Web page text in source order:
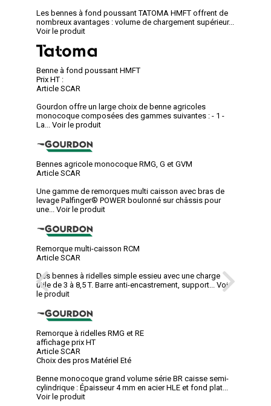
Les bennes à fond poussant TATOMA HMFT offrent de
nombreux avantages : volume de chargement supérieur...
Voir le produit
Benne à fond poussant HMFT
Prix HT :
Article SCAR
Gourdon offre un large choix de benne agricoles
monocoque composées des gammes suivantes : - 1 -
La...
Voir le produit
Bennes agricole monocoque RMG, G et GVM
Article SCAR
Une gamme de remorques multi caisson avec bras de
levage Palfinger® POWER boulonné sur châssis pour
une...
Voir le produit
Remorque multi-caisson RCM
Article SCAR
Des bennes à ridelles simple essieu avec une charge
utile de 3 à 8,5 T. Barre anti-encastrement, support...
Voir
le produit
Remorque à ridelles RMG et RE
affichage prix HT
Article SCAR
Choix des pros Matériel Eté
Benne monocoque grand volume série BR caisse semi-
cylindrique : Épaisseur 4 mm en acier HLE et fond plat...
Voir le produit